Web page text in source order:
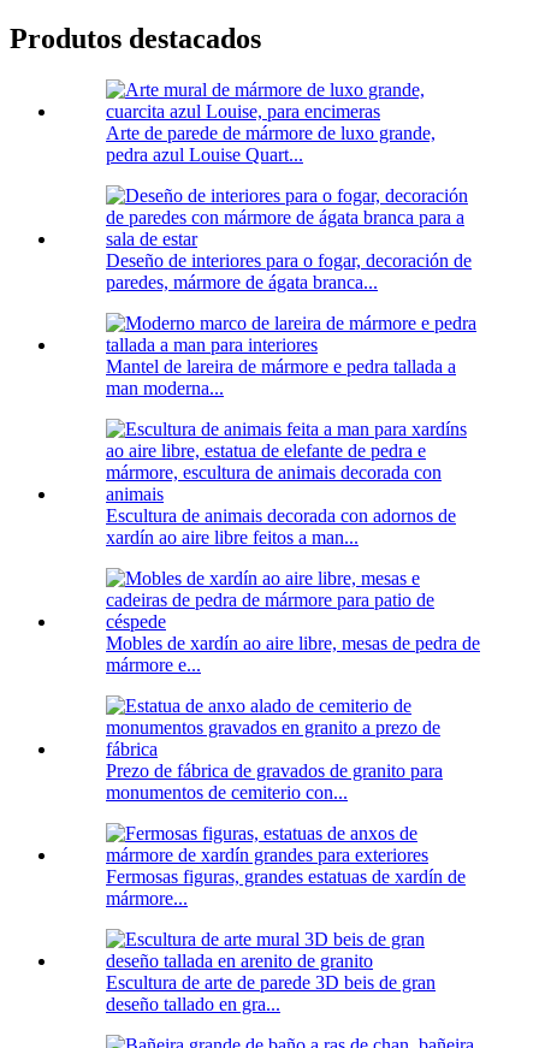
Produtos destacados
Arte de parede de mármore de luxo grande,
pedra azul Louise Quart...
Deseño de interiores para o fogar, decoración de
paredes, mármore de ágata branca...
Mantel de lareira de mármore e pedra tallada a
man moderna...
Escultura de animais decorada con adornos de
xardín ao aire libre feitos a man...
Mobles de xardín ao aire libre, mesas de pedra de
mármore e...
Prezo de fábrica de gravados de granito para
monumentos de cemiterio con...
Fermosas figuras, grandes estatuas de xardín de
mármore...
Escultura de arte de parede 3D beis de gran
deseño tallado en gra...